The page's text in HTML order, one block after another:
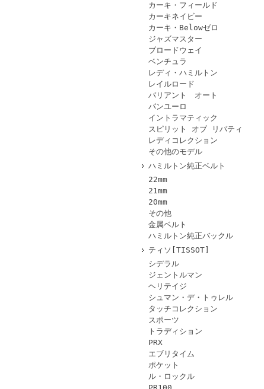
カーキ・フィールド
カーキネイビー
カーキ・Belowゼロ
ジャズマスター
ブロードウェイ
ベンチュラ
レディ・ハミルトン
レイルロード
バリアント オート
パンユーロ
イントラマティック
スピリット オブ リバティ
レディコレクション
その他のモデル
ハミルトン純正ベルト
22mm
21mm
20mm
その他
金属ベルト
ハミルトン純正バックル
ティソ[TISSOT]
シデラル
ジェントルマン
ヘリテイジ
シュマン・デ・トゥレル
タッチコレクション
スポーツ
トラディション
PRX
エブリタイム
ポケット
ル・ロックル